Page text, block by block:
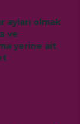
ayları olmak
ve
yerine ait